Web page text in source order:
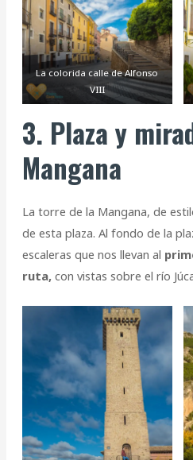
La colorida calle de Alfonso
VIII
3. Plaza y
Mangana
La torre de la Mangana, de
de esta plaza. Al fondo de la
escaleras que nos llevan al
ruta,con vistas sobre el río